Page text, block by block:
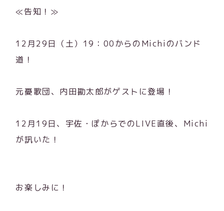
≪告知！≫
12月29日（土）19：00からのMichiのバンド
道！
元憂歌団、内田勘太郎がゲストに登場！
12月19日、宇佐・ぽからでのLIVE直後、Michi
が訊いた！
お楽しみに！